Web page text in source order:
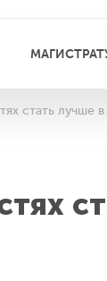
стать лучше